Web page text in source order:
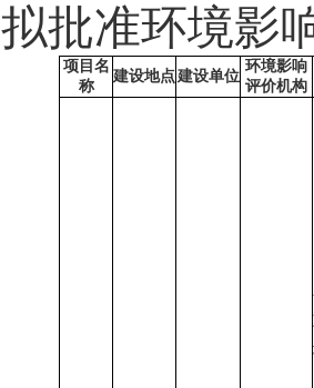
拟批准环境影
项目名
称
建设地点建设单位
环境影响
评价机构